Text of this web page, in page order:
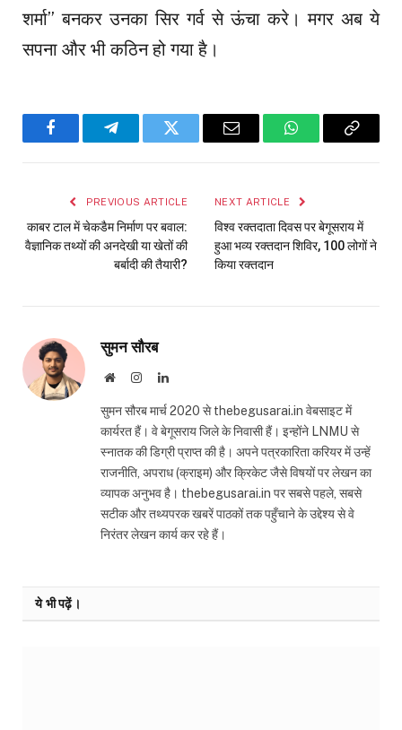
शर्मा” बनकर उनका सिर गर्व से ऊंचा करे। मगर अब ये
सपना और भी कठिन हो गया है।
FacebookTelegramTwitter Email WhatsAppCopy
PREVIOUS ARTICLE
काबर टाल में चेकडैम निर्माण पर बवाल:
वैज्ञानिक तथ्यों की अनदेखी या खेतों की
बर्बादी की तैयारी?
NEXT ARTICLE
विश्व रक्तदाता दिवस पर बेगूसराय में
हुआ भव्य रक्तदान शिविर, 100 लोगों ने
किया रक्तदान
सुमन सौरब
WebsiteInstagramLinkedIn
सुमन सौरब मार्च 2020 से thebegusarai.in वेबसाइट में
कार्यरत हैं। वे बेगूसराय जिले के निवासी हैं। इन्होंने LNMU से
स्नातक की डिग्री प्राप्त की है। अपने पत्रकारिता करियर में उन्हें
राजनीति, अपराध (क्राइम) और क्रिकेट जैसे विषयों पर लेखन का
व्यापक अनुभव है। thebegusarai.in पर सबसे पहले, सबसे
सटीक और तथ्यपरक खबरें पाठकों तक पहुँचाने के उद्देश्य से वे
निरंतर लेखन कार्य कर रहे हैं।
ये भी पढ़ें।